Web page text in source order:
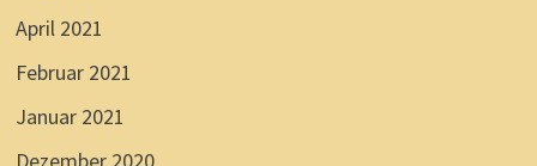
April 2021
Februar 2021
Januar 2021